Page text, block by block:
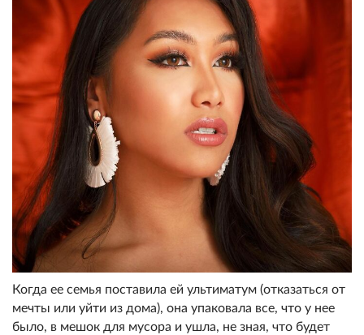
Когда ее семья поставила ей ультиматум (отказаться от
мечты или уйти из дома), она упаковала все, что у нее
было, в мешок для мусора и ушла, не зная, что будет